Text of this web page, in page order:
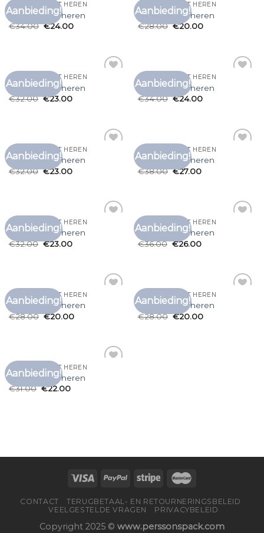
Aanbieding!
T SHIRT SLIM FIT HEREN
t shirt slim fit heren
€34.00 €24.00
Aanbieding!
T SHIRT SLIM FIT HEREN
t shirt slim fit heren
€28.00 €20.00
Aanbieding!
T SHIRT SLIM FIT HEREN
t shirt slim fit heren
€32.00 €23.00
Aanbieding!
T SHIRT SLIM FIT HEREN
t shirt slim fit heren
€34.00 €24.00
Aanbieding!
T SHIRT SLIM FIT HEREN
t shirt slim fit heren
€32.00 €23.00
Aanbieding!
T SHIRT SLIM FIT HEREN
t shirt slim fit heren
€38.00 €27.00
Aanbieding!
T SHIRT SLIM FIT HEREN
t shirt slim fit heren
€32.00 €23.00
Aanbieding!
T SHIRT SLIM FIT HEREN
t shirt slim fit heren
€36.00 €26.00
Aanbieding!
T SHIRT SLIM FIT HEREN
t shirt slim fit heren
€28.00 €20.00
Aanbieding!
T SHIRT SLIM FIT HEREN
t shirt slim fit heren
€28.00 €20.00
Aanbieding!
T SHIRT SLIM FIT HEREN
t shirt slim fit heren
€31.00 €22.00
CONTACT
TERUGBETAAL- EN RETOURNERINGSBELEID
VEELGESTELDE VRAGEN
PRIVACYBELEID
Copyright 2025 © www.perssonspack.com